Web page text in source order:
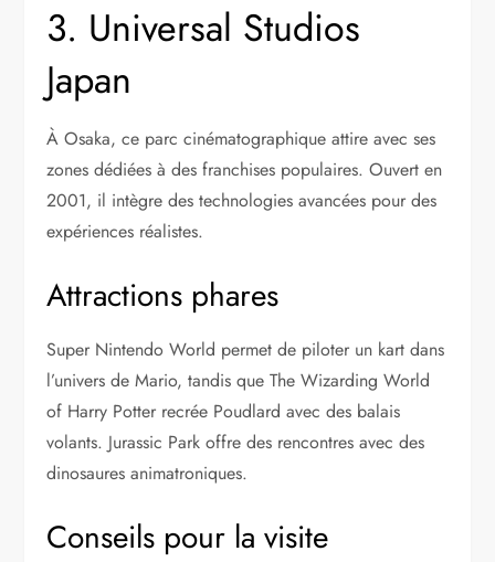
3. Universal Studios
Japan
À Osaka, ce parc cinématographique attire avec ses
zones dédiées à des franchises populaires. Ouvert en
2001, il intègre des technologies avancées pour des
expériences réalistes.
Attractions phares
Super Nintendo World permet de piloter un kart dans
l’univers de Mario, tandis que The Wizarding World
of Harry Potter recrée Poudlard avec des balais
volants. Jurassic Park offre des rencontres avec des
dinosaures animatroniques.
Conseils pour la visite